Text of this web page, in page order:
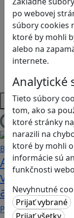
po webovej
súbory cookies
ktoré by mohli
alebo na
internete.
Analytické
Tieto súbory
tom, ako sa
ktoré stránky
narazili na
ktoré by mohli
informácie sú
funkčnosti
Nevyhnutné
Logické
Ľudské
Motorika a
Sociálne
Strategické
Zdravie a
Platformy
Načítam blogy
Ako biele
vírusom a
akcii je
Pod názvom Bunky